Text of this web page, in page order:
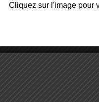
Cliquez sur l'image pour